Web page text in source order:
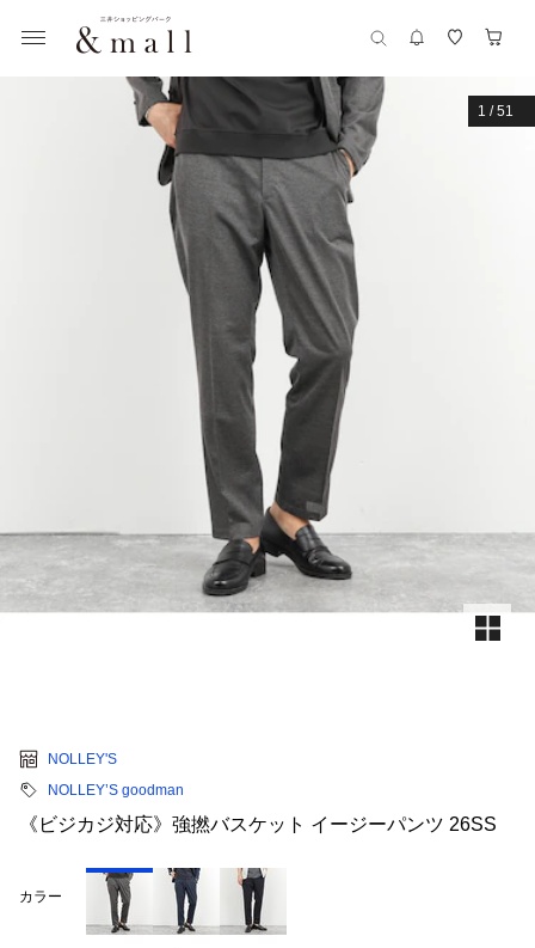
1 /51
NOLLEY'S
NOLLEY’S goodman
《ビジカジ対応》強撚バスケット イージーパンツ 26SS
カラー